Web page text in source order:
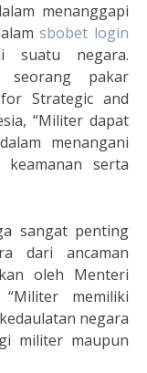
menanggapi
sbobet login
suatu negara.
seorang pakar
Strategic and
“Militer dapat
menangani
serta
sangat penting
dari ancaman
oleh Menteri
memiliki
negara
militer maupun